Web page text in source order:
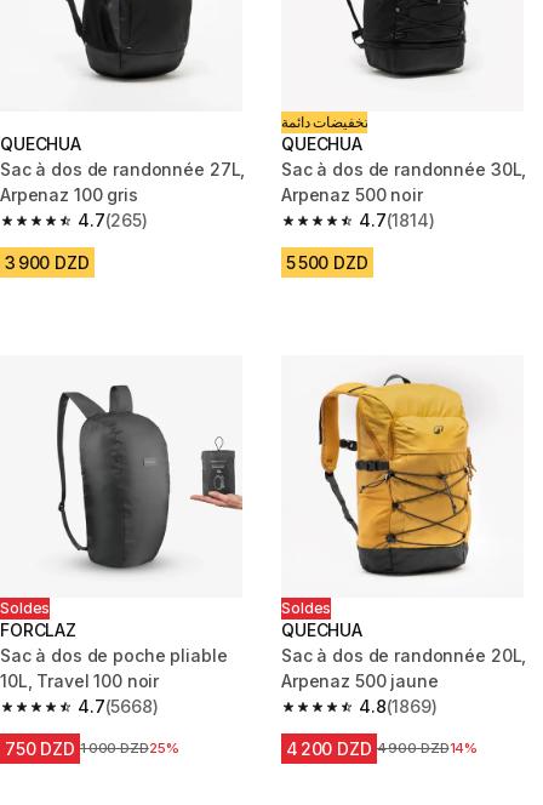
QUECHUA
Sac à dos de randonnée 27L,
Arpenaz 100 gris
4.7
4.7 out of 5 stars from 265 reviews
(265)
3 900 DZD
تخفيضات دائمة
QUECHUA
Sac à dos de randonnée 30L,
Arpenaz 500 noir
4.7
4.7 out of 5 stars from 1814
(1814)
5 500 DZD
Soldes
FORCLAZ
Sac à dos de poche pliable
10L, Travel 100 noir
4.7
4.7 out of 5 stars from 5668 reviews
(5668)
750 DZD Prix avant la réduction
1 000 DZD25%
Soldes
QUECHUA
Sac à dos de randonnée 20L,
Arpenaz 500 jaune
4.8
4.8 out of 5 stars from 1869
(1869)
4 200 DZD Prix avant la réduction
4 900 DZD14%